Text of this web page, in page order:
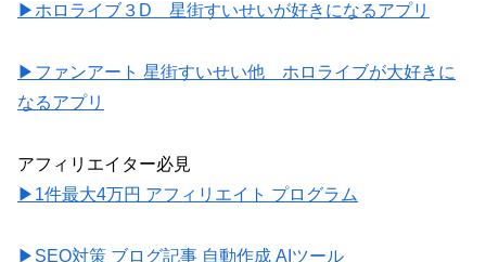
▶ホロライブ３D 星街すいせいが好きになるアプリ
▶ファンアート 星街すいせい他 ホロライブが大好きに
なるアプリ
アフィリエイター必見
▶1件最大4万円 アフィリエイト プログラム
▶SEO対策 ブログ記事 自動作成 AIツール